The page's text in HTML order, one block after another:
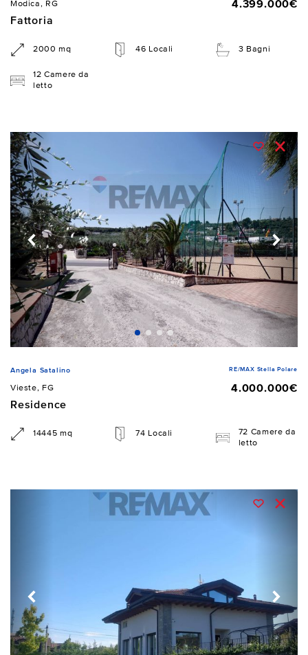
Modica, RG
4.399.000€
Fattoria
2000 mq 46 Locali 3 Bagni
12 Camere da
letto
Angela Satalino RE/MAX Stella Polare
Vieste, FG
4.000.000€
Residence
14445 mq 74 Locali
72 Camere da
letto